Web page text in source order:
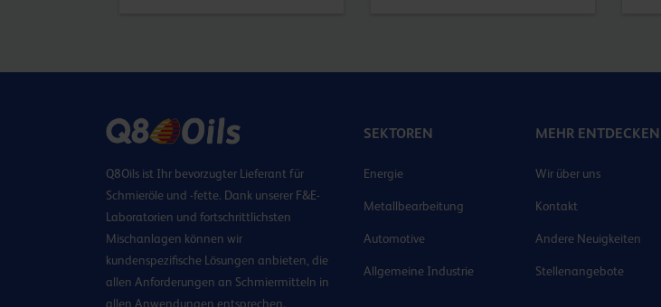
Q8Oils ist Ihr bevorzugter Lieferant für
Schmieröle und -fette. Dank unserer F&E-
Laboratorien und fortschrittlichsten
Mischanlagen können wir
kundenspezifische Lösungen anbieten, die
allen Anforderungen an Schmiermitteln in
allen Anwendungen entsprechen.
SEKTOREN
Energie
Metallbearbeitung
Automotive
Allgemeine Industrie
MEHR ENTDECKEN
Wir über uns
Kontakt
Andere Neuigkeiten
Stellenangebote